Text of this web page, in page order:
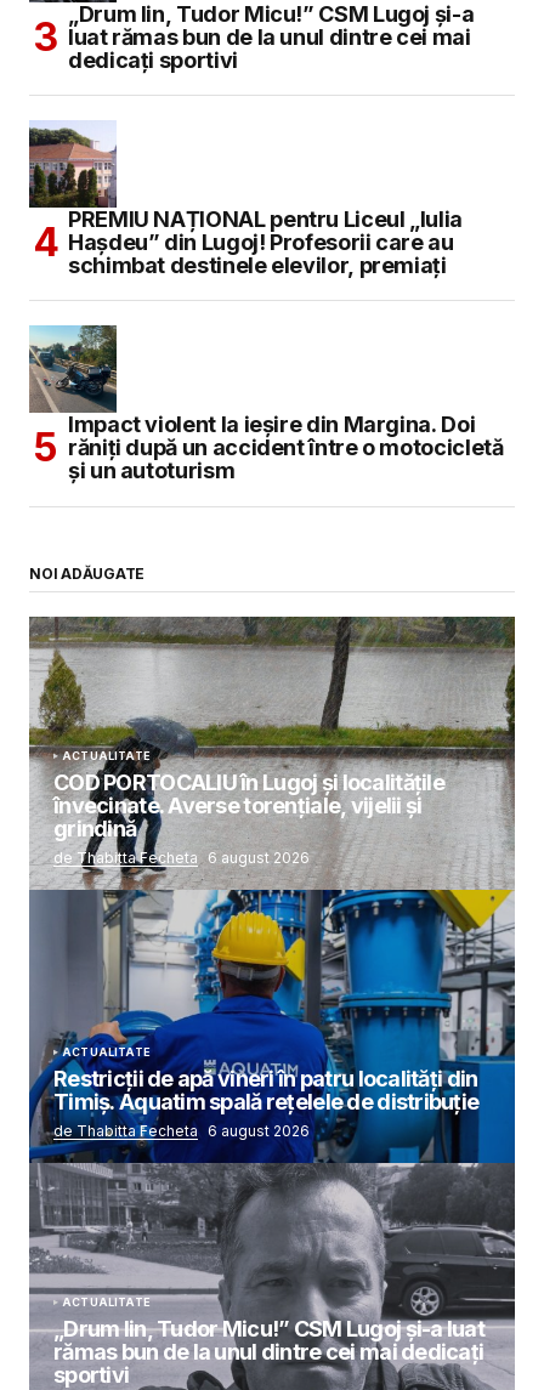
„Drum lin, Tudor Micu!” CSM Lugoj și-a
luat rămas bun de la unul dintre cei mai
dedicați sportivi
PREMIU NAȚIONAL pentru Liceul „Iulia
Hașdeu” din Lugoj! Profesorii care au
schimbat destinele elevilor, premiați
Impact violent la ieșire din Margina. Doi
răniți după un accident între o motocicletă
și un autoturism
NOI ADĂUGATE
ACTUALITATE
COD PORTOCALIU în Lugoj și localitățile
învecinate. Averse torențiale, vijelii și
grindină
de Thabitta Fecheta 6 august 2026
ACTUALITATE
Restricții de apă vineri în patru localități din
Timiș. Aquatim spală rețelele de distribuție
de Thabitta Fecheta 6 august 2026
ACTUALITATE
„Drum lin, Tudor Micu!” CSM Lugoj și-a luat
rămas bun de la unul dintre cei mai dedicați
sportivi